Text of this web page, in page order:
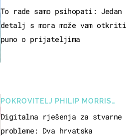
To rade samo psihopati: Jedan
detalj s mora može vam otkriti
puno o prijateljima
POKROVITELJ PHILIP MORRIS
ZAGREB
Digitalna rješenja za stvarne
probleme: Dva hrvatska